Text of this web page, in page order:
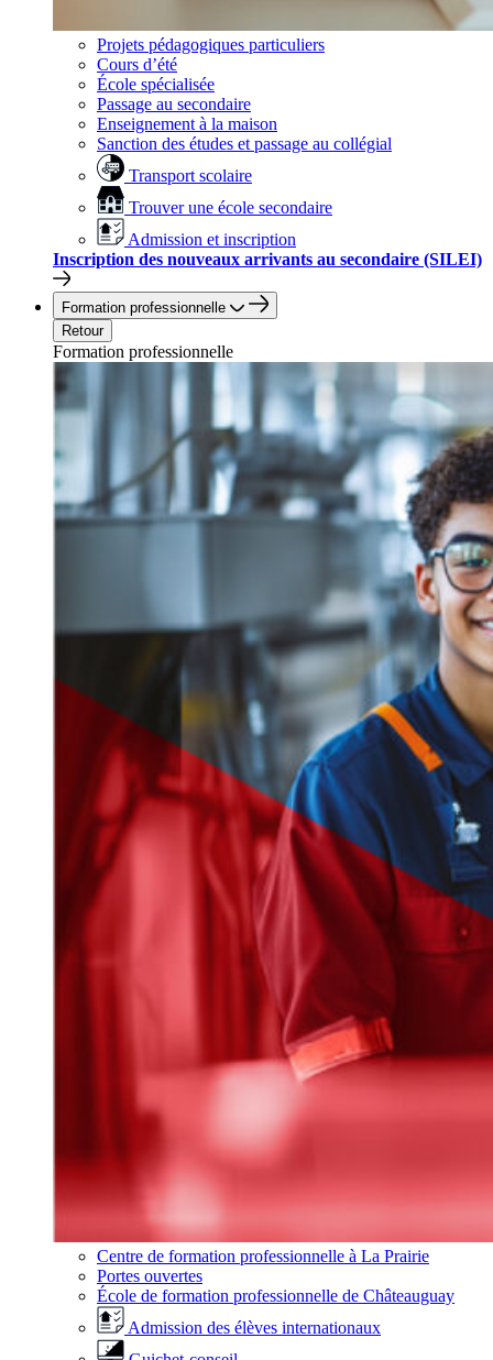
Projets pédagogiques particuliers
Cours d’été
École spécialisée
Passage au secondaire
Enseignement à la maison
Sanction des études et passage au collégial
Transport scolaire
Trouver une école secondaire
Admission et inscription
Inscription des nouveaux arrivants au secondaire (SILEI)
Formation professionnelle
Retour
Formation professionnelle
Centre de formation professionnelle à La Prairie
Portes ouvertes
École de formation professionnelle de Châteauguay
Admission des élèves internationaux